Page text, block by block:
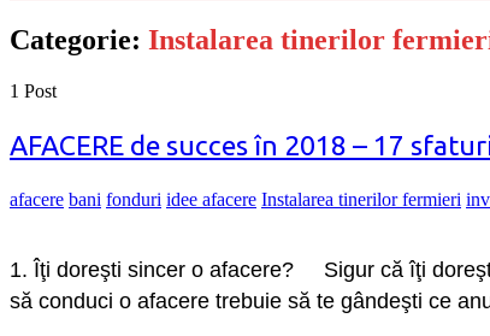
Categorie: Instalarea tinerilor
1 Post
AFACERE de succes în 2018 – 17
afacere bani fonduri idee afacere Instalarea tinerilor fermieri
1. Îţi doreşti sincer o afacere? Sigur că îţi
să conduci o afacere trebuie să te gândeşti ce